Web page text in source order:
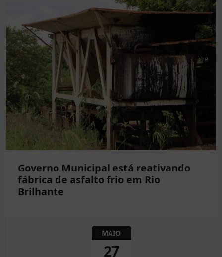
Governo Municipal está reativando
fábrica de asfalto frio em Rio
Brilhante
MAIO
27